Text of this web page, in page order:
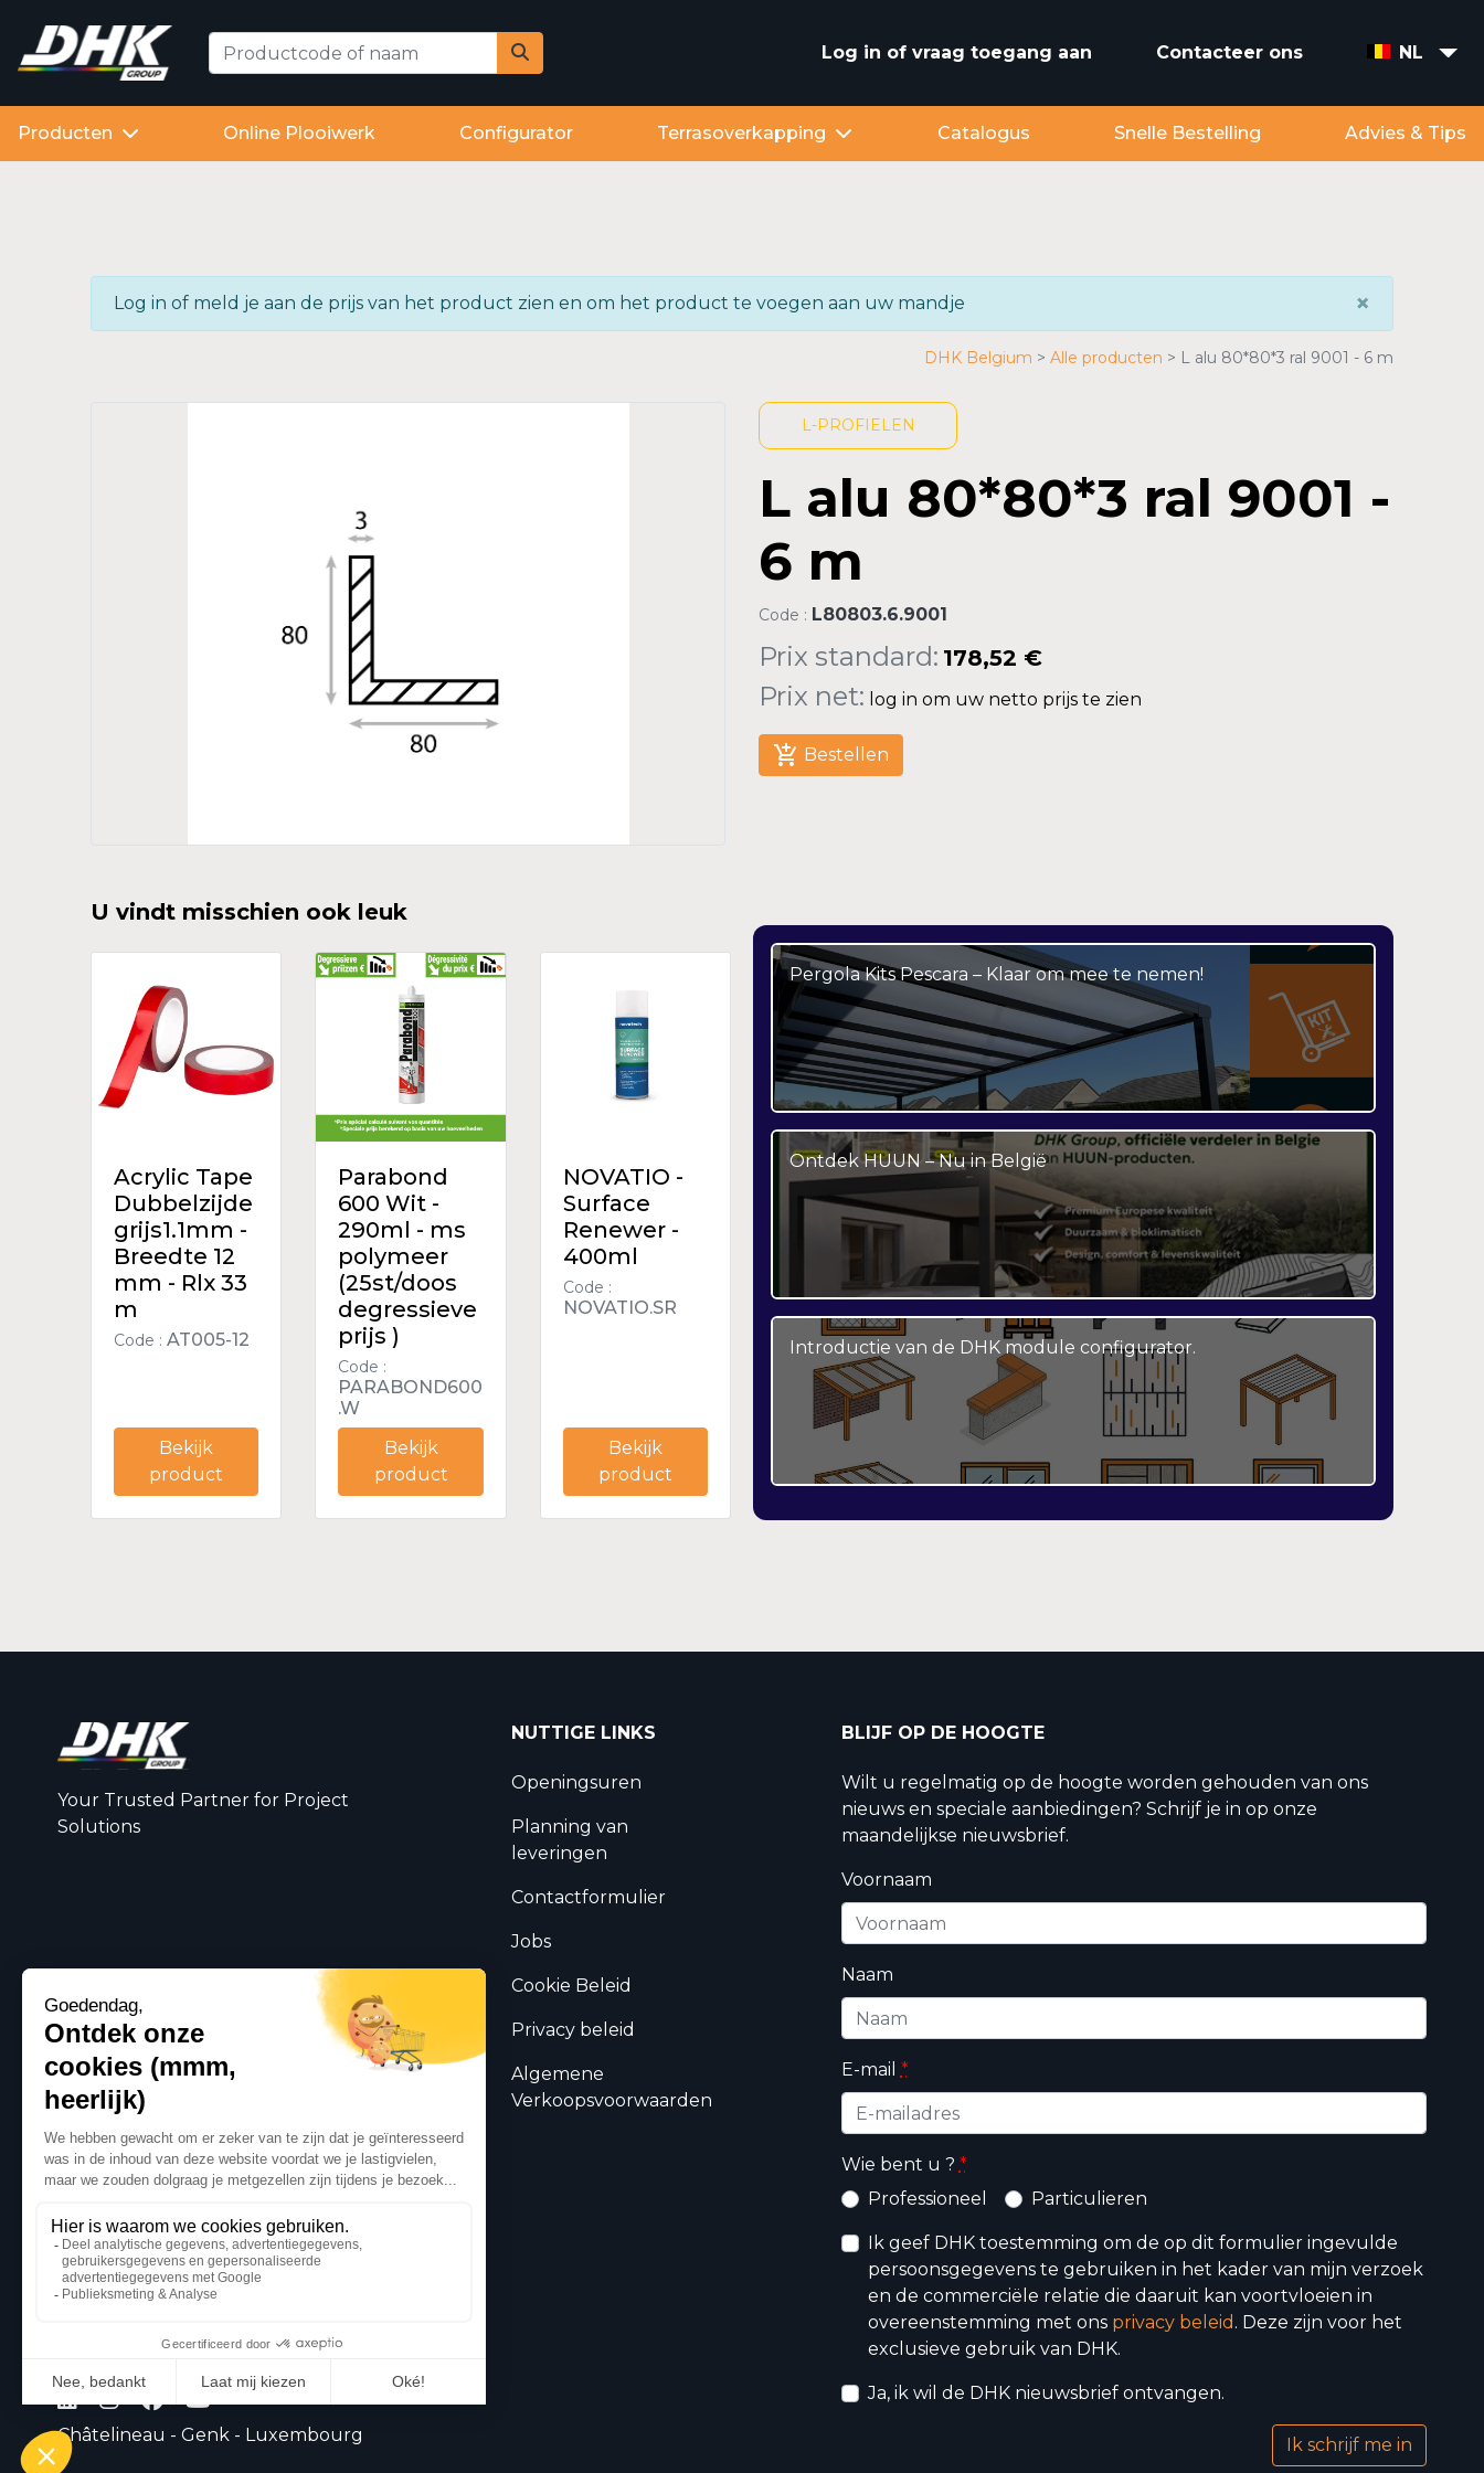
Log in of vraag toegang aan Contacteer ons NL
Producten Online Plooiwerk Configurator Terrasoverkapping Catalogus Snelle Bestelling Advies & Tips
×
Log in of meld je aan de prijs van het product zien en om het product te voegen aan uw mandje
DHK Belgium Alle producten L alu 80*80*3 ral 9001 - 6 m
L-PROFIELEN
L alu 80*80*3 ral 9001 -
6 m
Code : L80803.6.9001
Prix standard: 178,52 €
Prix net: log in om uw netto prijs te zien
add_shopping_cart Bestellen
U vindt misschien ook leuk
Acrylic Tape
Dubbelzijde
grijs1.1mm -
Breedte 12
mm - Rlx 33
m
Code :AT005-12
Bekijk
product
Parabond
600 Wit -
290ml - ms
polymeer
(25st/doos
degressieve
prijs )
Code :
PARABOND600
.W
Bekijk
product
NOVATIO -
Surface
Renewer -
400ml
Code :
NOVATIO.SR
Bekijk
product
Pergola Kits Pescara – Klaar om mee te nemen!
Ontdek HUUN – Nu in België
Introductie van de DHK module configurator.
Your Trusted Partner for Project
Solutions
Châtelineau - Genk - Luxembourg
NUTTIGE LINKS
Openingsuren
Planning van
leveringen
Contactformulier
Jobs
Cookie Beleid
Privacy beleid
Algemene
Verkoopsvoorwaarden
BLIJF OP DE HOOGTE
Wilt u regelmatig op de hoogte worden gehouden van ons
nieuws en speciale aanbiedingen? Schrijf je in op onze
maandelijkse nieuwsbrief.
Voornaam
Naam
E-mail *
Wie bent u ? *
Professioneel
Particulieren
Ik geef DHK toestemming om de op dit formulier ingevulde
persoonsgegevens te gebruiken in het kader van mijn verzoek
en de commerciële relatie die daaruit kan voortvloeien in
overeenstemming met ons privacy beleid . Deze zijn voor het
exclusieve gebruik van DHK.
Ja, ik wil de DHK nieuwsbrief ontvangen.